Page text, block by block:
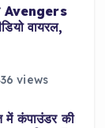
Avengers
वायरल,
views
में कंपाउंडर की